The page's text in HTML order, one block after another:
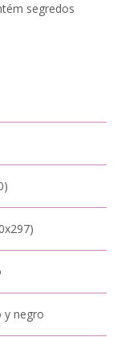
segredos
y negro